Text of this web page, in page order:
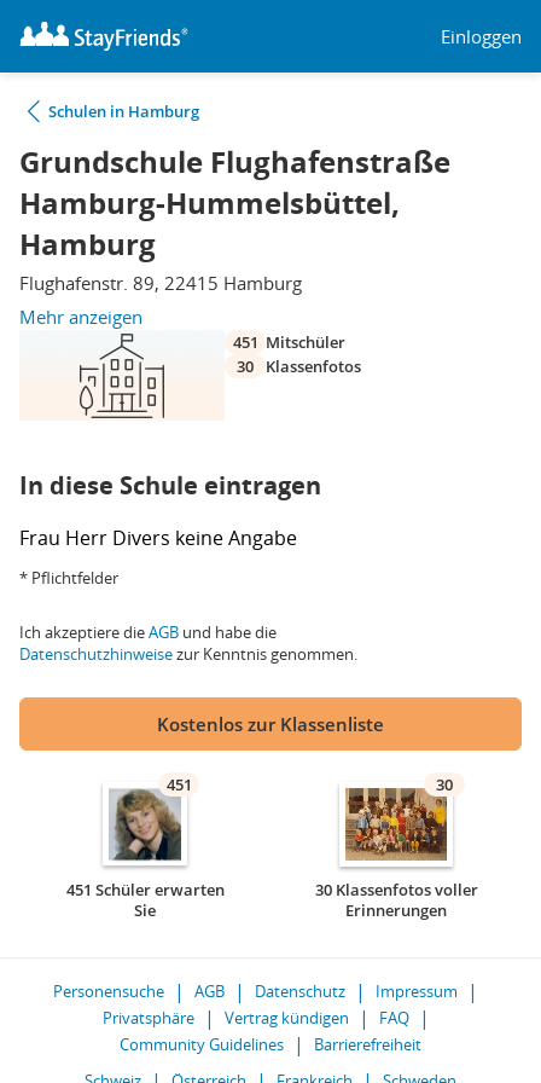
Einloggen
Schulen in Hamburg
Grundschule Flughafenstraße
Hamburg-Hummelsbüttel,
Hamburg
Flughafenstr. 89, 22415 Hamburg
Mehr anzeigen
451 Mitschüler
30
Klassenfotos
In diese Schule eintragen
Frau Herr Divers keine Angabe
* Pflichtfelder
Ich akzeptiere dieAGB und habe die
Datenschutzhinweisezur Kenntnis genommen.
Kostenlos zur Klassenliste
451
451 Schüler erwarten
Sie
30
30 Klassenfotos voller
Erinnerungen
Personensuche AGB Datenschutz
Impressum
Privatsphäre
Vertrag kündigen
FAQ
Community Guidelines
Barrierefreiheit